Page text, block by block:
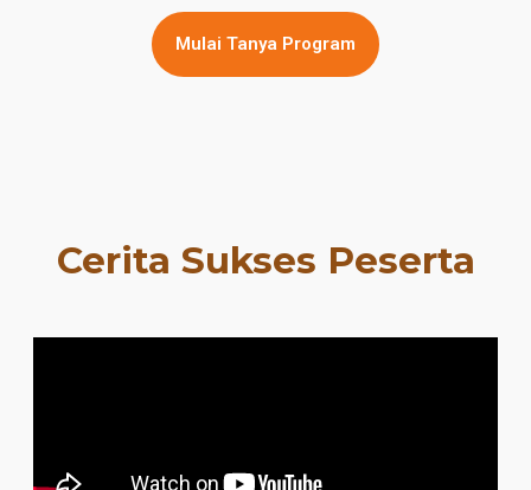
Mulai Tanya Program
Cerita Sukses Peserta